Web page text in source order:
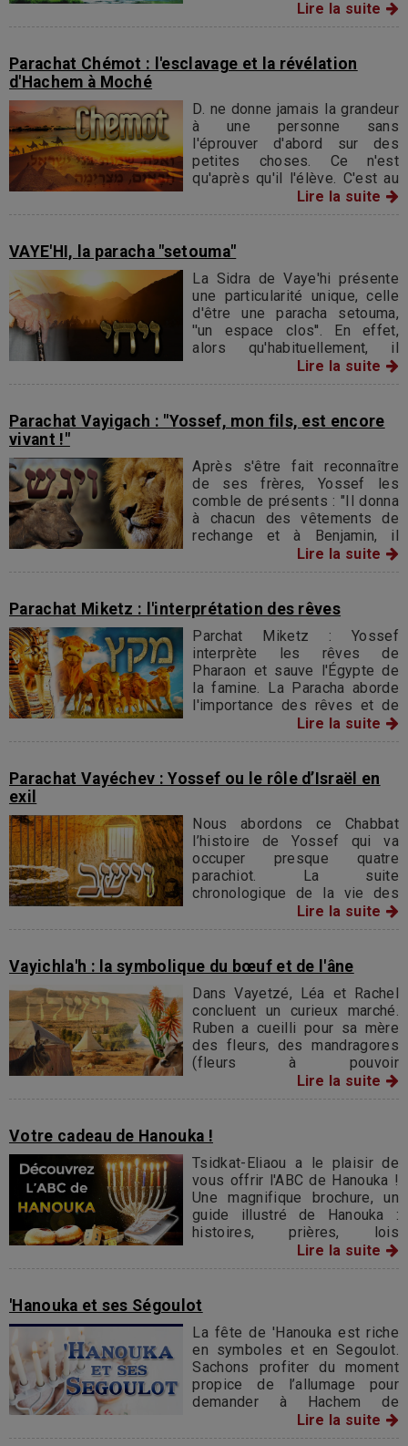
qui vont s'abattre sur le pays.
Lire la suite
Parachat Chémot : l'esclavage et la révélation
d'Hachem à Moché
D. ne donne jamais la grandeur
à une personne sans
l'éprouver d'abord sur des
petites choses. Ce n'est
qu'après qu'il l'élève. C'est au
moyen de choses en
apparence insignifiantes que
des plus grands hommes de la
terre. Après s'être assuré
qu'ils en étaient dignes, il les
éleva.
Lire la suite
VAYE'HI, la paracha "setouma"
La Sidra de Vaye'hi présente
une particularité unique, celle
d'être une paracha setouma,
''un espace clos''. En effet,
alors qu'habituellement, il
existe un espace blanc de
quelques lettres entre la fin
autre, rien de semblable entre
Vayigach et Vaye'hi.
Lire la suite
Parachat Vayigach : "Yossef, mon fils, est encore
vivant !"
Après s'être fait reconnaître
de ses frères, Yossef les
comble de présents : "Il donna
à chacun des vêtements de
rechange et à Benjamin, il
donna trois cents pièces
d'argent et cinq vêtements de
Lire la suite
Parachat Miketz : l'interprétation des rêves
Parchat Miketz : Yossef
interprète les rêves de
Pharaon et sauve l'Égypte de
la famine. La Paracha aborde
l'importance des rêves et de
leurs significations dans le
judaïsme.
Lire la suite
Parachat Vayéchev : Yossef ou le rôle d’Israël en
exil
Nous abordons ce Chabbat
l’histoire de Yossef qui va
occuper presque quatre
parachiot. La suite
chronologique de la vie des
Patriarches tranche par rapport
au récit de leur vie que nous
Lire la suite
Vayichla'h : la symbolique du bœuf et de l'âne
Dans Vayetzé, Léa et Rachel
concluent un curieux marché.
Ruben a cueilli pour sa mère
des fleurs, des mandragores
(fleurs à pouvoir
aphrodisiaque) : Léa propose
ces fleurs à sa sœur Rachel
Jacob.
Lire la suite
Votre cadeau de Hanouka !
Tsidkat-Eliaou a le plaisir de
vous offrir l'ABC de Hanouka !
Une magnifique brochure, un
guide illustré de Hanouka :
histoires, prières, lois
spécifiques, allumage des
bougies, jeux pour enfants,
Lire la suite
'Hanouka et ses Ségoulot
La fête de 'Hanouka est riche
en symboles et en Segoulot.
Sachons profiter du moment
propice de l’allumage pour
demander à Hachem de
combler les souhaits de notre
cœur.
Lire la suite